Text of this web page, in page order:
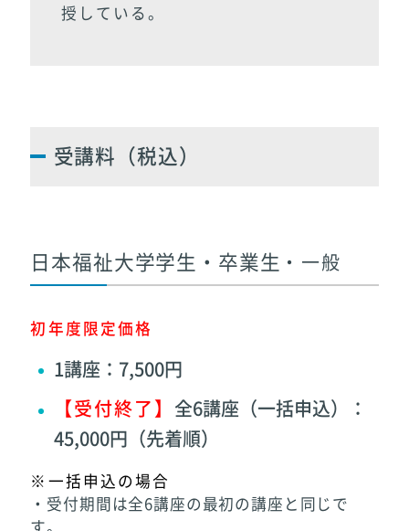
授している。
受講料（税込）
日本福祉大学学生・卒業生 ・一般
初年度限定価格
1講座：7,500円
【受付終了】 全6講座（一括申込）：
45,000円（先着順）
※一括申込の場合
・受付期間は全6講座の最初の講座と同じで
す。